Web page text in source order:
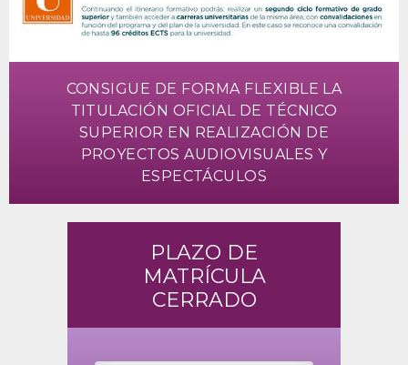
CONSIGUE DE FORMA FLEXIBLE LA
TITULACIÓN OFICIAL DE TÉCNICO
SUPERIOR EN REALIZACIÓN DE
PROYECTOS AUDIOVISUALES Y
ESPECTÁCULOS
PLAZO DE
MATRÍCULA
CERRADO